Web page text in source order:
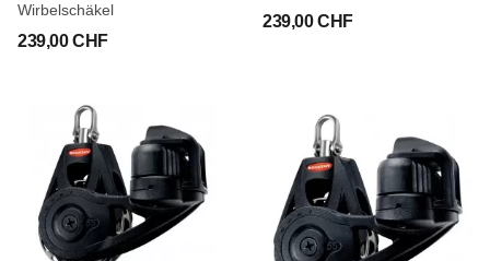
Wirbelschäkel
239,00 CHF
239,00 CHF